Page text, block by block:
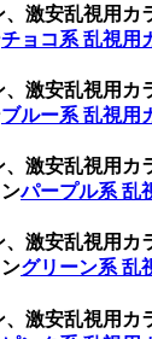
激安乱視用
チョコ系 乱視用
激安乱視用
ブルー系 乱視用
激安乱視用
パープル系 乱
激安乱視用
グリーン系 乱
激安乱視用